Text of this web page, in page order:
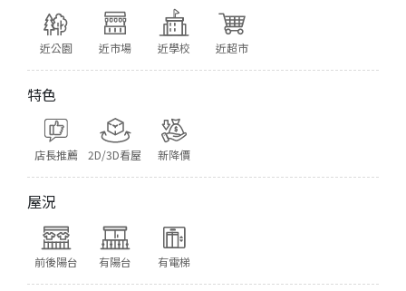
近公園 近市場 近學校 近超市
特色
店長推薦 2D/3D看屋 新降價
屋況
前後陽台 有陽台 有電梯